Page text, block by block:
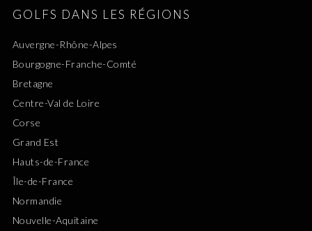
GOLFS DANS LES RÉGIONS
Auvergne-Rhône-Alpes
Bourgogne-Franche-Comté
Bretagne
Centre-Val de Loire
Corse
Grand Est
Hauts-de-France
Île-de-France
Normandie
Nouvelle-Aquitaine